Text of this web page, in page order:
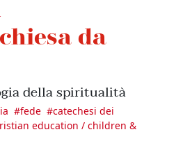
da
della spiritualità
#fede #catechesi dei
education / children &